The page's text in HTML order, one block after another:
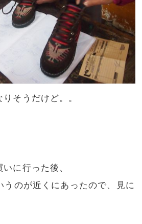
そうだけど。。
に行った後、
うのが近くにあったので、見に